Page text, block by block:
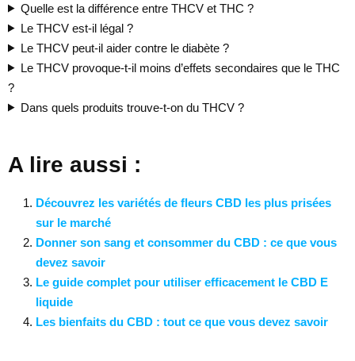
Quelle est la différence entre THCV et THC ?
Le THCV est-il légal ?
Le THCV peut-il aider contre le diabète ?
Le THCV provoque-t-il moins d’effets secondaires que le THC
?
Dans quels produits trouve-t-on du THCV ?
A lire aussi :
Découvrez les variétés de fleurs CBD les plus prisées
sur le marché
Donner son sang et consommer du CBD : ce que vous
devez savoir
Le guide complet pour utiliser efficacement le CBD E
liquide
Les bienfaits du CBD : tout ce que vous devez savoir